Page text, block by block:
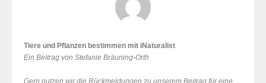
Tiere und Pflanzen bestimmen mit iNaturalist
Ein Beitrag von Stefanie Bräuning-Orth
Gern nutzen wir die Rückmeldungen zu unserem Beitrag für eine